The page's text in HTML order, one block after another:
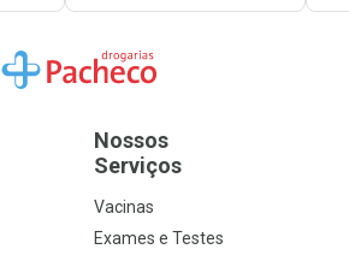
Ir para a Home
Nossos
Serviços
Vacinas
Exames e Testes